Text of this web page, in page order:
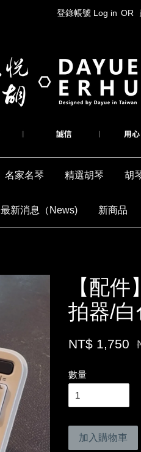
登錄帳號 Log in OR
名家名琴 精選胡琴 胡
最新消息（News) 新商品
【配
拍器/
NT$ 1,750
數量
加入購物車